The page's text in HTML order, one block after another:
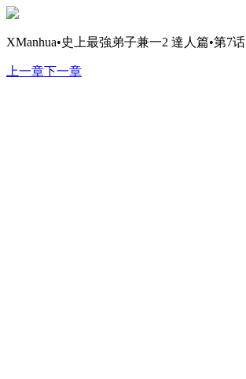
XManhua•史上最強弟子兼一2 達人篇•第7话
上一章下一章